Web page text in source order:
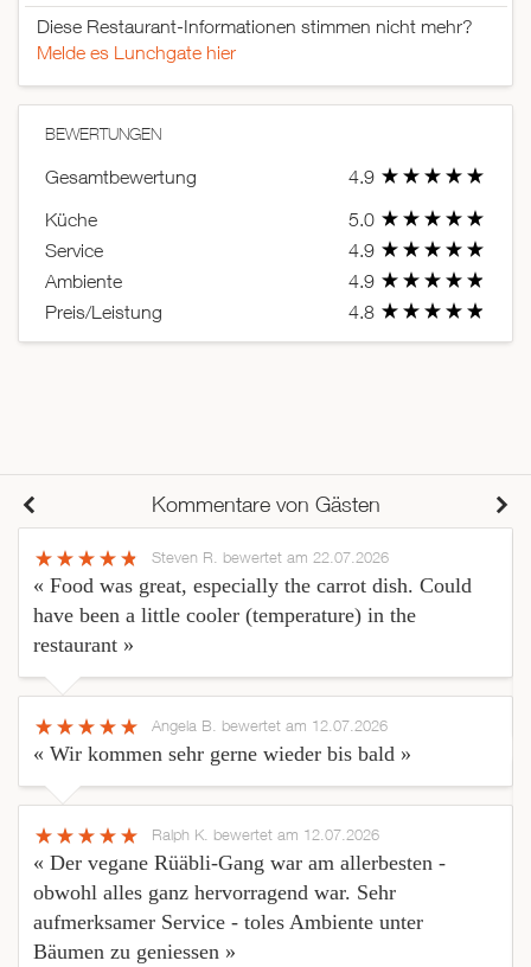
Diese Restaurant-Informationen stimmen nicht mehr?
Melde es Lunchgate hier
BEWERTUNGEN
Gesamtbewertung
4.9
Küche
5.0
Service
4.9
Ambiente
4.9
Preis/Leistung
4.8
Kommentare von Gästen
Steven R. bewertet am 22.07.2026
« Food was great, especially the carrot dish. Could
have been a little cooler (temperature) in the
restaurant »
Angela B. bewertet am 12.07.2026
« Wir kommen sehr gerne wieder bis bald »
Ralph K. bewertet am 12.07.2026
« Der vegane Rüäbli-Gang war am allerbesten -
obwohl alles ganz hervorragend war. Sehr
aufmerksamer Service - toles Ambiente unter
Bäumen zu geniessen »